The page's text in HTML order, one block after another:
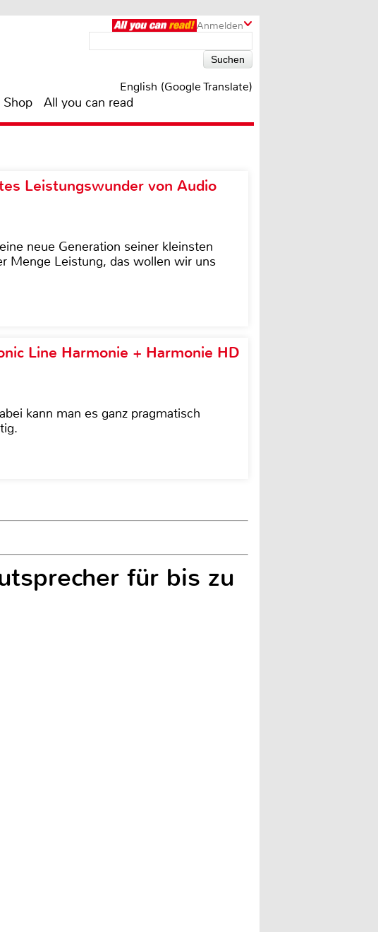
Anmelden
English (Google Translate)
Shop All you can read
Leistungswunder von Audio
neue Generation seiner kleinsten
Menge Leistung, das wollen wir uns
Line Harmonie + Harmonie HD
kann man es ganz pragmatisch
für bis zu